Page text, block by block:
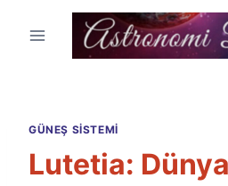
GÜNEŞ SISTEMI
Lutetia: